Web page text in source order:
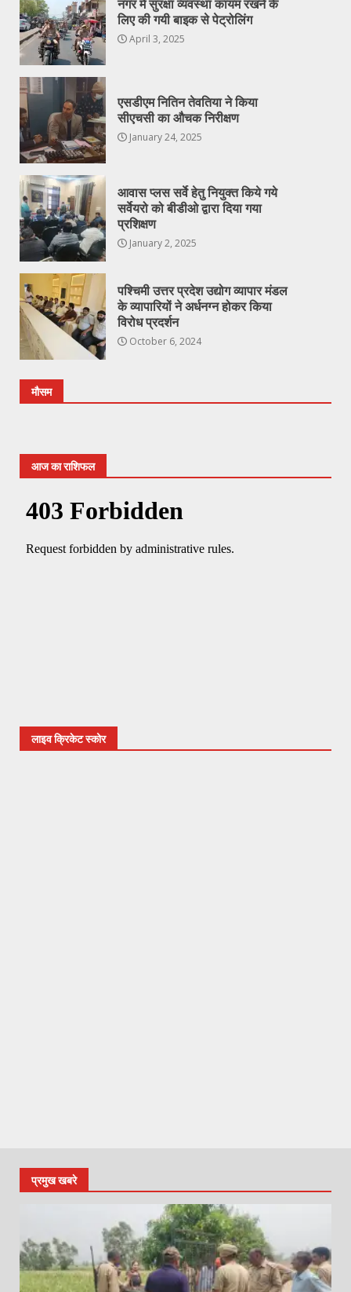
नगर में सुरक्षा व्यवस्था कायम रखने के
लिए की गयी बाइक से पेट्रोलिंग
April 3, 2025
एसडीएम नितिन तेवतिया ने किया
सीएचसी का औचक निरीक्षण
January 24, 2025
आवास प्लस सर्वे हेतु नियुक्त किये गये
सर्वेयरो को बीडीओ द्वारा दिया गया
प्रशिक्षण
January 2, 2025
पश्चिमी उत्तर प्रदेश उद्योग व्यापार मंडल
के व्यापारियों ने अर्धनग्न होकर किया
विरोध प्रदर्शन
October 6, 2024
मौसम
आज का राशिफल
लाइव क्रिकेट स्कोर
प्रमुख खबरे